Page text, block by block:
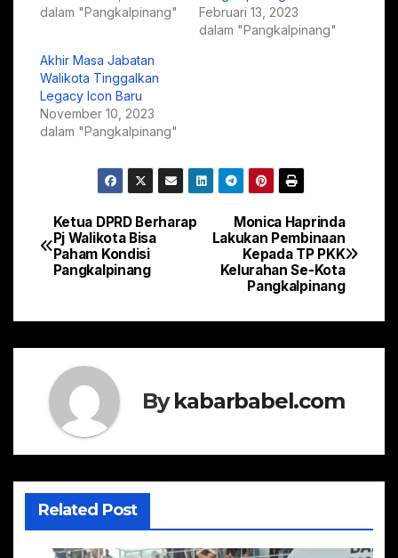
dalam "Pangkalpinang"
Februari 13, 2023
dalam "Pangkalpinang"
Akhir Masa Jabatan
Walikota Tinggalkan
Legacy Icon Baru
November 10, 2023
dalam "Pangkalpinang"
Navigasi
pos
Monica Haprinda
Lakukan Pembinaan
Kepada TP PKK
Kelurahan Se-Kota
Pangkalpinang
Ketua DPRD Berharap
Pj Walikota Bisa
Paham Kondisi
Pangkalpinang
Bykabarbabel.com
Related Post